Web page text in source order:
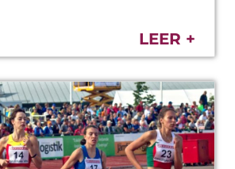
LEER +